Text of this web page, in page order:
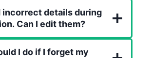
incorrect details during
Can I edit them?
I do if I forget my